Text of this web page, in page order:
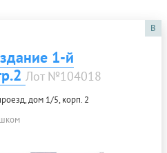
B
1-й
Лот №104018
дом 1/5, корп. 2